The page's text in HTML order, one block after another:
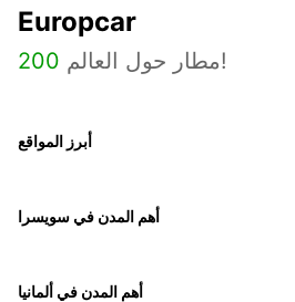
Europcar
200 مطار حول العالم!
أبرز المواقع
أهم المدن في سويسرا
أهم المدن في ألمانيا